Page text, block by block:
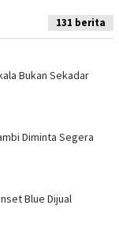
131 berita
Bukan Sekadar
Diminta Segera
Blue Dijual